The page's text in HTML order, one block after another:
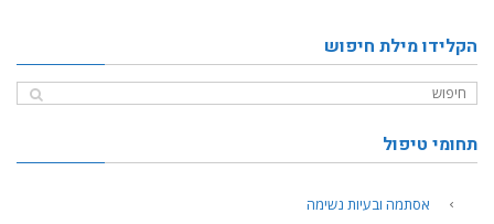
הקלידו מילת חיפוש
תחומי טיפול
אסתמה ובעיות נשימה